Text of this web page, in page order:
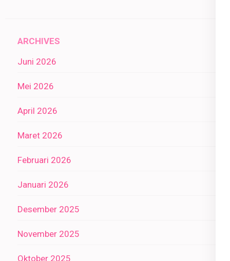
ARCHIVES
Juni 2026
Mei 2026
April 2026
Maret 2026
Februari 2026
Januari 2026
Desember 2025
November 2025
Oktober 2025